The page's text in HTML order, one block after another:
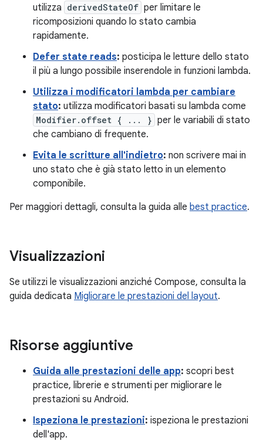
utilizza derivedStateOf per limitare le
ricomposizioni quando lo stato cambia
rapidamente.
Defer state reads: posticipa le letture dello stato
il più a lungo possibile inserendole in funzioni lambda.
Utilizza i modificatori lambda per cambiare
stato: utilizza modificatori basati su lambda come
Modifier.offset { ... } per le variabili di stato
che cambiano di frequente.
Evita le scritture all'indietro: non scrivere mai in
uno stato che è già stato letto in un elemento
componibile.
Per maggiori dettagli, consulta la guida alle best practice.
Visualizzazioni
Se utilizzi le visualizzazioni anziché Compose, consulta la
guida dedicata Migliorare le prestazioni del layout.
Risorse aggiuntive
Guida alle prestazioni delle app: scopri best
practice, librerie e strumenti per migliorare le
prestazioni su Android.
Ispeziona le prestazioni: ispeziona le prestazioni
dell'app.